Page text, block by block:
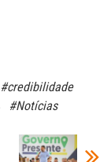
#credibilidade
#Notícias